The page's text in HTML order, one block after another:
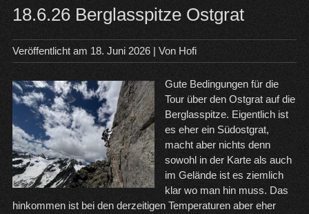
18.6.26 Berglasspitze Ostgrat
Veröffentlicht am 18. Juni 2026| Von Hofi
Gute Bedingungen für die
Tour über den Ostgrat auf die
Berglasspitze. Eigentlich ist
es eher ein Südostgrat,
macht aber nichts denn
sowohl in der Karte als auch
im Gelände ist es ziemlich
klar wo man hin muss. Das
hinkommen ist bei den derzeitigen Temperaturen aber eher